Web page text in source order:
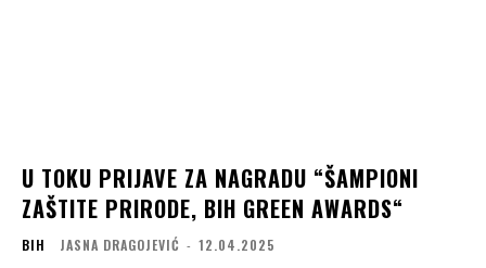
U TOKU PRIJAVE ZA NAGRADU “ŠAMPIONI
ZAŠTITE PRIRODE, BIH GREEN AWARDS“
BIH JASNA DRAGOJEVIĆ - 12.04.2025